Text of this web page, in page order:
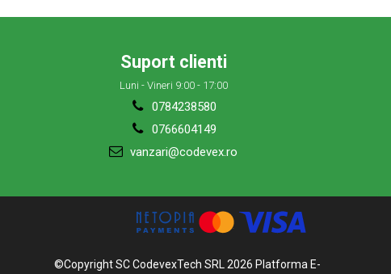
Suport clienti
Luni - Vineri 9:00 - 17:00
0784238580
0766604149
vanzari@codevex.ro
©Copyright SC CodevexTech SRL 2026 Platforma E-